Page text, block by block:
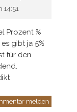
14:51
Prozent %
gibt ja 5%
für den
melden